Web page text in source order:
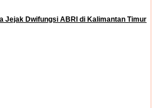
Jejak Dwifungsi ABRI di Kalimantan Timur